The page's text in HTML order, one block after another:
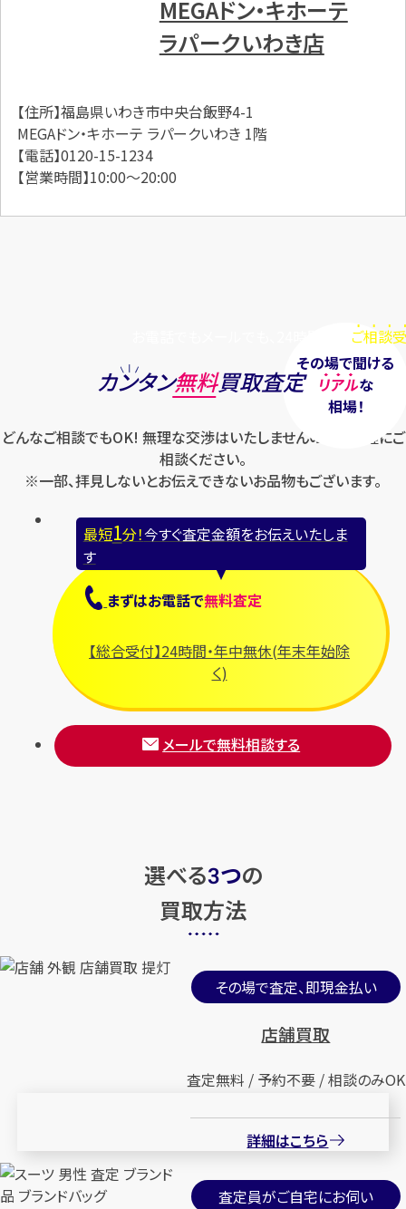
MEGAドン・キホーテ
ラパークいわき店
【住所】福島県いわき市中央台飯野4-1
MEGAドン・キホーテ ラパークいわき 1階
【電話】0120-15-1234
【営業時間】10:00～20:00
ご相談
その場で聞ける
リアルな
相場！
カンタン無料買取査定
どんなご相談でもOK! 無理な交渉はいたしませんのでお気軽にご
相談ください。
※一部、拝見しないとお伝えできないお品物もございます。
最短1分！今すぐ査定金額をお伝えいたしま
す
まずはお電話で無料査定
【総合受付】24時間・年中無休(年末年始除
く)
メールで無料相談する
選べる3つの
買取方法
その場で査定、即現金払い
店舗買取
査定無料 / 予約不要 / 相談のみOK
詳細はこちら
査定員がご自宅にお伺い